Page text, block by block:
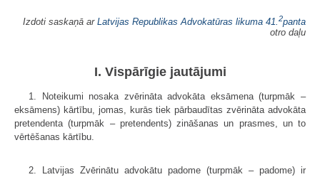
Izdoti saskaņā ar Latvijas Republikas Advokatūras likuma 41.2panta
otro daļu
I. Vispārīgie jautājumi
1. Noteikumi nosaka zvērināta advokāta eksāmena (turpmāk –
eksāmens) kārtību, jomas, kurās tiek pārbaudītas zvērināta advokāta
pretendenta (turpmāk – pretendents) zināšanas un prasmes, un to
vērtēšanas kārtību.
2. Latvijas Zvērinātu advokātu padome (turpmāk – padome) ir